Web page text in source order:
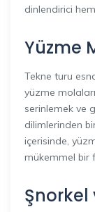
dinlendirici
Yüzme
Tekne turu
yüzme
serinlemek ve
dilimlerinden
içerisinde,
mükemmel bir
Şnorkel